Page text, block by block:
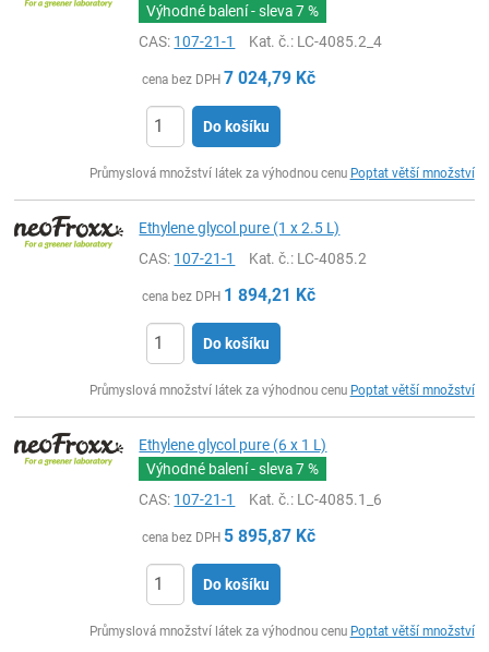
Výhodné balení - sleva7 %
CAS: 107-21-1 Kat. č.: LC-4085.2_4
cena bez DPH 7 024,79 Kč
Do košíku
Průmyslová množství látek za výhodnou cenu Poptat větší množství
Ethylene glycol pure (1 x 2.5 L)
CAS: 107-21-1 Kat. č.: LC-4085.2
cena bez DPH 1 894,21 Kč
Do košíku
Průmyslová množství látek za výhodnou cenu Poptat větší množství
Ethylene glycol pure (6 x 1 L)
Výhodné balení - sleva7 %
CAS: 107-21-1 Kat. č.: LC-4085.1_6
cena bez DPH 5 895,87 Kč
Do košíku
Průmyslová množství látek za výhodnou cenu Poptat větší množství